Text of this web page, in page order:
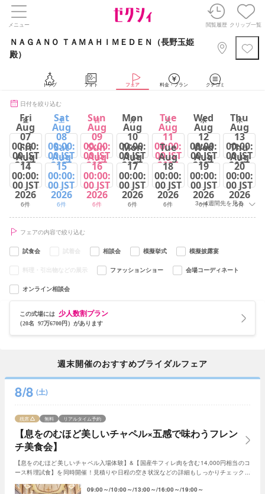
メニュー 閲覧履歴 クリップ一覧
ＮＡＧＡＮＯ ＴＡＭＡＨＩＭＥＤＥＮ（長野玉姫
殿）
トップ フォト フェア 料金・プラン クチコミ
日付を絞り込む
金 土 日 月 火 水 木
Fri
Aug
07
00:00:
00 JST
2026
5件
Sat
Aug
08
00:00:
00 JST
2026
6件
Sun
Aug
09
00:00:
00 JST
2026
6件
Mon
Aug
10
00:00:
00 JST
2026
6件
Tue
Aug
11
00:00:
00 JST
2026
6件
Wed
Aug
12
00:00:
00 JST
2026
5件
Thu
Aug
13
00:00:
00 JST
2026
5件
Fri
Aug
14
00:00:
00 JST
2026
6件
Sat
Aug
15
00:00:
00 JST
2026
6件
Sun
Aug
16
00:00:
00 JST
2026
6件
Mon
Aug
17
00:00:
00 JST
2026
6件
Tue
Aug
18
00:00:
00 JST
2026
6件
Wed
Aug
19
00:00:
00 JST
2026
6件
Thu
Aug
20
00:00:
00 JST
2026
5件
3～4週間先を見る
フェアの内容で絞り込む
試食会 試着会 相談会 模擬挙式 模擬披露宴
料理・引出物などの展示 ファッションショー 会場コーディネート
オンライン相談会
この式場には 少人数割プラン
（20名 97万6700円）があります
週末開催のおすすめブライダルフェア
8/8 (土)
【息をのむほど美しいチャペル×五感で味わうフレン
チ美食会】
残席 無料 リアルタイム予約
【息をのむほど美しいチャペル入場体験】&【国産牛フィレ肉を含む14,000円相当のコ
ース料理試食】を同時開催！見積りや日程の空き状況などの詳細もしっかりチェックで
09:00～ 10:00～ 13:00～ 16:00～ 19:00～